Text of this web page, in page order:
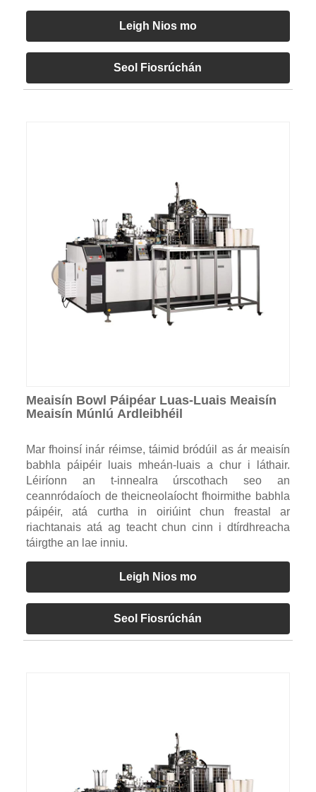
Leigh Nios mo
Seol Fiosrúchán
Meaisín Bowl Páipéar Luas-Luais Meaisín
Meaisín Múnlú Ardleibhéil
Mar fhoinsí inár réimse, táimid bródúil as ár meaisín
babhla páipéir luais mheán-luais a chur i láthair.
Léiríonn an t-innealra úrscothach seo an
ceannródaíoch de theicneolaíocht fhoirmithe babhla
páipéir, atá curtha in oiriúint chun freastal ar
riachtanais atá ag teacht chun cinn i dtírdhreacha
táirgthe an lae inniu.
Leigh Nios mo
Seol Fiosrúchán